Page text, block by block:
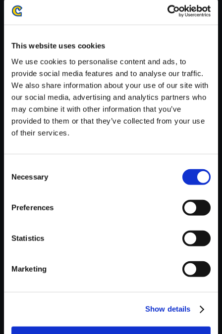
This website uses cookies
We use cookies to personalise content and ads, to
provide social media features and to analyse our traffic.
We also share information about your use of our site with
our social media, advertising and analytics partners who
may combine it with other information that you’ve
provided to them or that they’ve collected from your use
of their services.
Selection
Necessary
Preferences
Statistics
Marketing
Show details
がかかる場合がございます。
※ご購入いただいたファイルのダウンロードの際には、通信環境
が安定しているWifi環境でお試しください。
【単曲】Street Fighter 6 Origin
al Soundtrack Seeking Strengt
h - Bosch's Theme
おすすめ商品